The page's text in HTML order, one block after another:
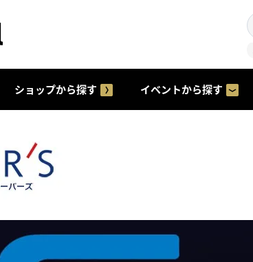
ショップから探す イベントから探す